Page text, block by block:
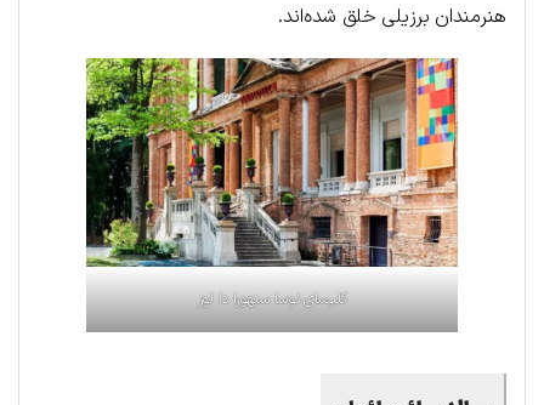
هنرمندان برزیلی خلق شده‌اند.
کلیسای نوسا سنهورا دا لوز